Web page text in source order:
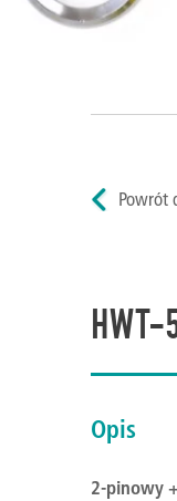
Powrót
Opis
2-pinowy